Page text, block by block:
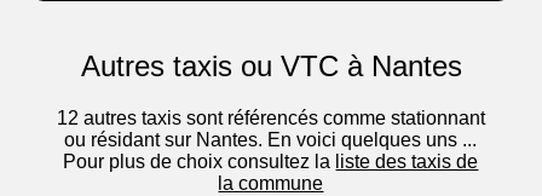
Autres taxis ou VTC à Nantes
12 autres taxis sont référencés comme stationnant
ou résidant sur Nantes. En voici quelques uns ...
Pour plus de choix consultez la liste des taxis de
la commune